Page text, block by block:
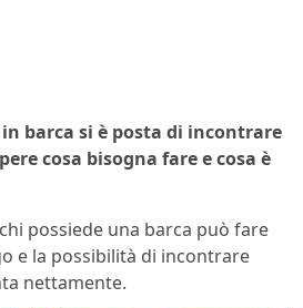
barca si è posta di incontrare
cosa bisogna fare e cosa è
possiede una barca può fare
e la possibilità di incontrare
nettamente.